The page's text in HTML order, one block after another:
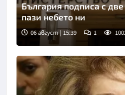
България подписа с
пази небето ни
06 август | 15:39 1